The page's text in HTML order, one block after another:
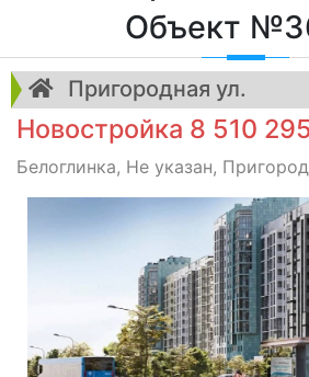
Объект
Пригородная ул.
Новостройка 8 510
Белоглинка, Не указан,